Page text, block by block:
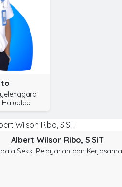
Albert Wilson Ribo, S.SiT
Seksi Pelayanan dan Kerjasama